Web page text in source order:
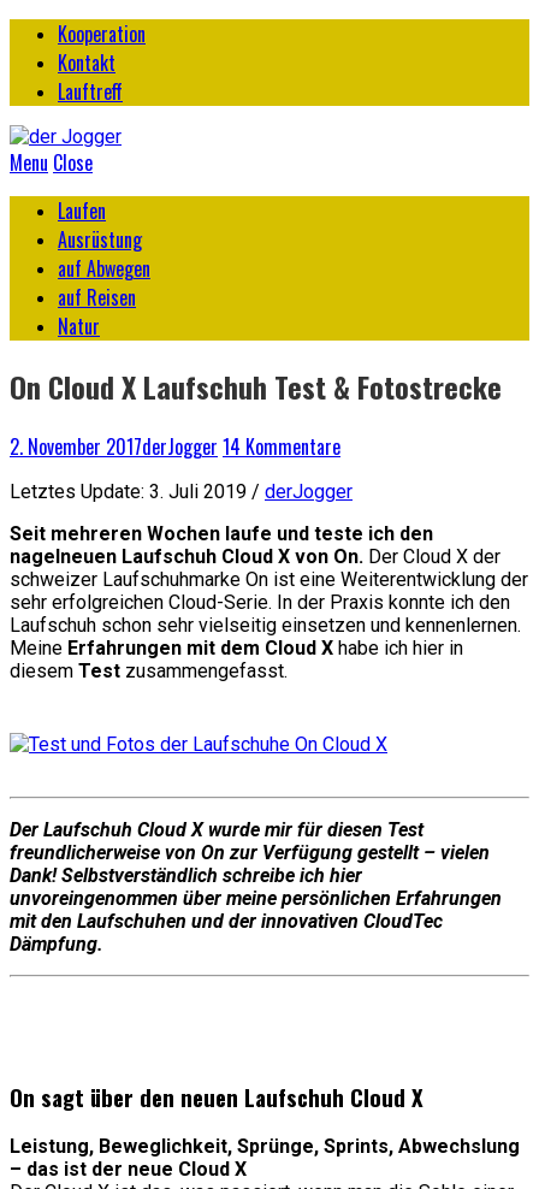
Kooperation
Kontakt
Lauftreff
Menu Close
Laufen
Ausrüstung
auf Abwegen
auf Reisen
Natur
On Cloud X Laufschuh Test & Fotostrecke
2. November 2017derJogger 14 Kommentare
Letztes Update: 3. Juli 2019 / derJogger
Seit mehreren Wochen laufe und teste ich den
nagelneuen Laufschuh Cloud X von On. Der Cloud X der
schweizer Laufschuhmarke On ist eine Weiterentwicklung der
sehr erfolgreichen Cloud-Serie. In der Praxis konnte ich den
Laufschuh schon sehr vielseitig einsetzen und kennenlernen.
Meine Erfahrungen mit dem Cloud X habe ich hier in
diesem Test zusammengefasst.
Der Laufschuh Cloud X wurde mir für diesen Test
freundlicherweise von On zur Verfügung gestellt – vielen
Dank! Selbstverständlich schreibe ich hier
unvoreingenommen über meine persönlichen Erfahrungen
mit den Laufschuhen und der innovativen CloudTec
Dämpfung.
On sagt über den neuen Laufschuh Cloud X
Leistung, Beweglichkeit, Sprünge, Sprints, Abwechslung
– das ist der neue Cloud X